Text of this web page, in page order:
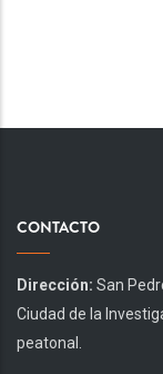
CONTACTO
Dirección: San
Ciudad de la
peatonal.